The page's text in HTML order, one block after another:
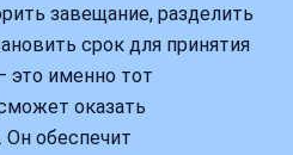
завещание, разделить
срок для принятия
это именно тот
оказать
обеспечит